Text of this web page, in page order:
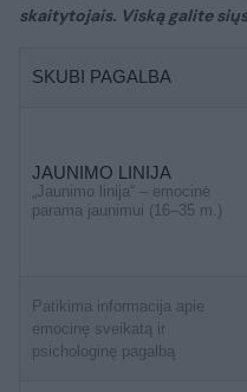
skaitytojais. Viską galite
SKUBI PAGALBA
JAUNIMO LINIJA
„Jaunimo linija“ – emocinė
parama jaunimui (16–35 m.)
Patikima informacija apie
emocinę sveikatą ir
psichologinę pagalbą